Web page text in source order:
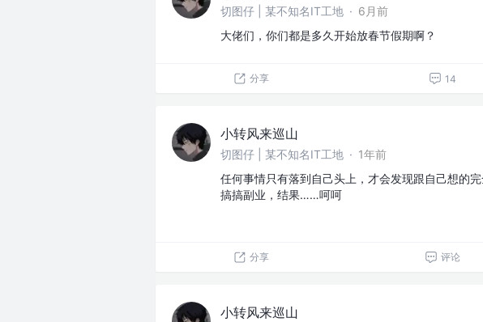
切图仔 | 某不知名IT工地 · 6月前
大佬们，你们都是多久开始放春节假期啊？
分享 14
小转风来巡山
切图仔 | 某不知名IT工地 · 1年前
任何事情只有落到自己头上，才会发现跟自己想的
搞搞副业，结果……呵呵
分享 评论
小转风来巡山